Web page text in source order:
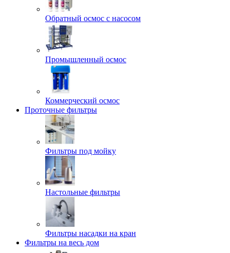
Обратный осмос с насосом
Промышленный осмос
Коммерческий осмос
Проточные фильтры
Фильтры под мойку
Настольные фильтры
Фильтры насадки на кран
Фильтры на весь дом